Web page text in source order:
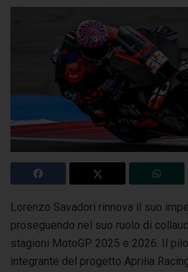
Lorenzo Savadori rinnova il suo
proseguendo nel suo ruolo di
stagioni MotoGP 2025 e 2026. Il
integrante del progetto Aprilia